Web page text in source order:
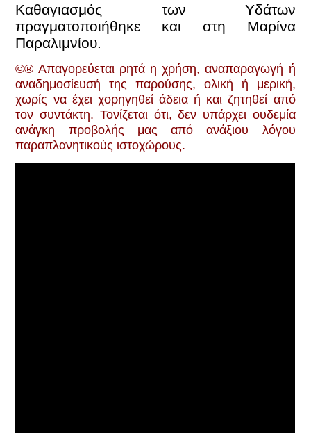
Καθαγιασμός των Υδάτων
πραγματοποιήθηκε και στη Μαρίνα
Παραλιμνίου.
©® Απαγορεύεται ρητά η χρήση, αναπαραγωγή ή
αναδημοσίευσή της παρούσης, ολική ή μερική,
χωρίς να έχει χορηγηθεί άδεια ή και ζητηθεί από
τον συντάκτη. Τονίζεται ότι, δεν υπάρχει ουδεμία
ανάγκη προβολής μας από ανάξιoυ λόγου
παραπλανητικούς ιστοχώρους.